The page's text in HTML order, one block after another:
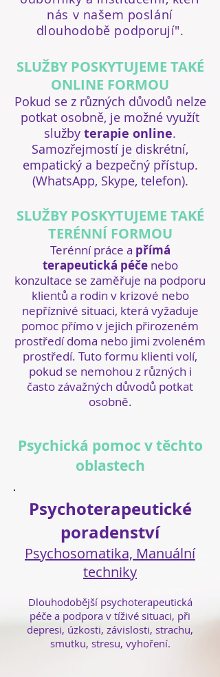
nás v našem poslání
dlouhodobě podporují".
SLUŽBY POSKYTUJEME TAKÉ
ONLINE FORMOU
Pokud se z různých důvodů nelze
potkat osobně, je možné využít
služby terapie online.
Samozřejmostí je diskrétní,
empatický a bezpečný přístup.
(WhatsApp, Skype, telefon).
SLUŽBY POSKYTUJEME TAKÉ
TERÉNNÍ FORMOU
Terénní práce a přímá
terapeutická péče nebo
konzultace se zaměřuje na podporu
klientů a rodin v krizové nebo
nepříznivé situaci, která vyžaduje
pomoc přímo v jejich přirozeném
prostředí doma nebo jimi zvoleném
prostředí. Tuto formu klienti volí,
pokud se nemohou z různých i
často závažných důvodů potkat
osobně.
Psychická pomoc v těchto
oblastech
Psychoterapeutické
poradenství
Psychosomatika, Manuální
techniky
Dlouhodobější psychoterapeutická
péče a podpora v tíživé situaci, při
depresi, úzkosti, závislosti, strachu,
smutku, stresu, vyhoření.